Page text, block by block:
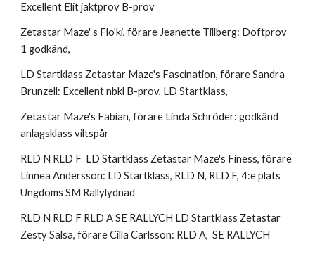
Excellent Elit jaktprov B-prov
Zetastar Maze' s Flo'ki, förare Jeanette Tillberg: Doftprov
1 godkänd,
LD Startklass Zetastar Maze's Fascination, förare Sandra
Brunzell: Excellent nbkl B-prov, LD Startklass,
Zetastar Maze's Fabian, förare Linda Schröder: godkänd
anlagsklass viltspår
RLD N RLD F LD Startklass Zetastar Maze's Finess, förare
Linnea Andersson: LD Startklass, RLD N, RLD F, 4:e plats
Ungdoms SM Rallylydnad
RLD N RLD F RLD A SE RALLYCH LD Startklass Zetastar
Zesty Salsa, förare Cilla Carlsson: RLD A, SE RALLYCH